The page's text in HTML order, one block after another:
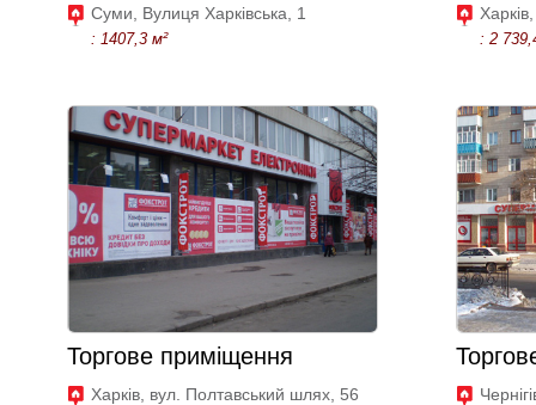
Суми, Вулиця Харківська, 1
: 1407,3 м² : 2
Торгове приміщення
Харків, вул. Полтавський шлях, 56